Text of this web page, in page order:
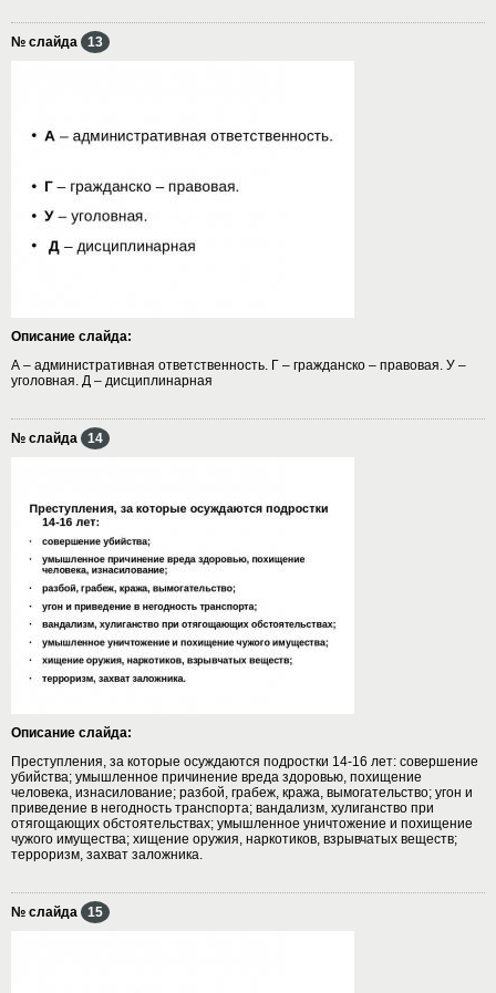
№ слайда 13
Описание слайда:
А – административная ответственность. Г – гражданско – правовая. У –
уголовная. Д – дисциплинарная
№ слайда 14
Описание слайда:
Преступления, за которые осуждаются подростки 14-16 лет: совершение
убийства; умышленное причинение вреда здоровью, похищение
человека, изнасилование; разбой, грабеж, кража, вымогательство; угон и
приведение в негодность транспорта; вандализм, хулиганство при
отягощающих обстоятельствах; умышленное уничтожение и похищение
чужого имущества; хищение оружия, наркотиков, взрывчатых веществ;
терроризм, захват заложника.
№ слайда 15